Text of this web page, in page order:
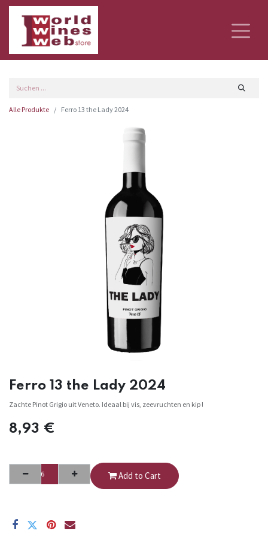
Alle Produkte Ferro 13 the Lady 2024
Ferro 13 the Lady 2024
Zachte Pinot Grigio uit Veneto. Ideaal bij vis, zeevruchten en kip !
8,93 €
Add to Cart